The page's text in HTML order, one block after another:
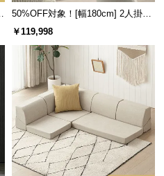
50%OFF対象！[幅180cm] 2人掛け
ソファ
￥119,998